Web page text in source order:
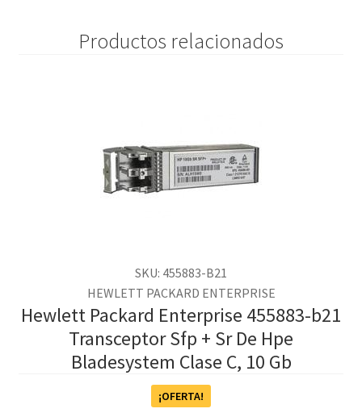
Productos relacionados
SKU: 455883-B21
HEWLETT PACKARD ENTERPRISE
Hewlett Packard Enterprise 455883-b21
Transceptor Sfp + Sr De Hpe
Bladesystem Clase C, 10 Gb
¡OFERTA!